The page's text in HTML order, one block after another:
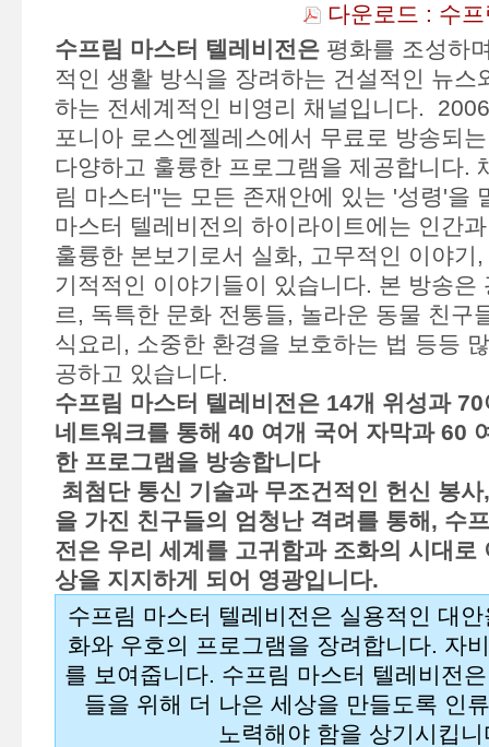
다운로드 : 수
수프림 마스터 텔레비전은평화를 조성하
적인 생활 방식을 장려하는 건설적인 뉴스
하는 전세계적인 비영리 채널입니다.
포니아 로스엔젤레스에서 무료로 방송되
다양하고 훌륭한 프로그램을 제공합니다.
림 마스터"는 모든 존재안에 있는 '성령'을
마스터 텔레비전의 하이라이트에는 인간
훌륭한 본보기로서 실화, 고무적인 이야기
기적적인 이야기들이 있습니다. 본 방송은
르, 독특한 문화 전통들, 놀라운 동물 친구
식요리, 소중한 환경을 보호하는 법 등등
공하고 있습니다.
수프림 마스터 텔레비전은 14개 위성과
네트워크를 통해 40 여개 국어 자막과 60
한 프로그램을 방송합니다
최첨단 통신 기술과 무조건적인 헌신 봉
을 가진 친구들의 엄청난 격려를 통해, 수
전은 우리 세계를 고귀함과 조화의 시대로
상을 지지하게 되어 영광입니다.
수프림 마스터 텔레비전은 실용적인 대
화와 우호의 프로그램을 장려합니다. 자
를 보여줍니다. 수프림 마스터 텔레비전
들을 위해 더 나은 세상을 만들도록 인
노력해야 함을 상기시킵니